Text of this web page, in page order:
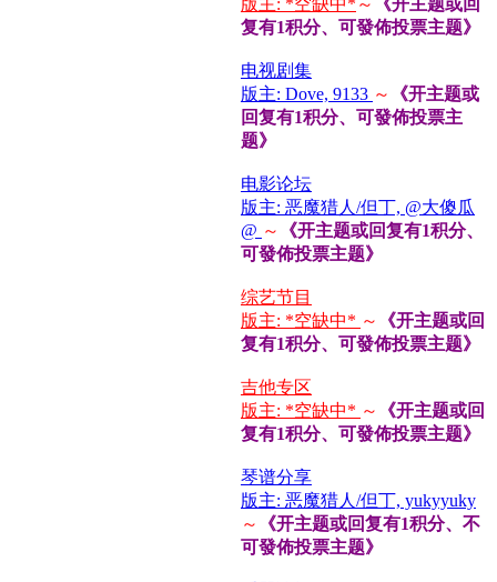
版主: *空缺中* ～
《开主题或回
复有1积分、可發佈投票主题》
电视剧集
版主: Dove, 9133 ～
《开主题或
回复有1积分、可發佈投票主
题》
电影论坛
版主: 恶魔猎人/但丁, @大傻瓜
@ ～
《开主题或回复有1积分、
可發佈投票主题》
综艺节目
版主: *空缺中* ～
《开主题或回
复有1积分、可發佈投票主题》
吉他专区
版主: *空缺中* ～
《开主题或回
复有1积分、可發佈投票主题》
琴谱分享
版主: 恶魔猎人/但丁, yukyyuky
～
《开主题或回复有1积分、不
可發佈投票主题》